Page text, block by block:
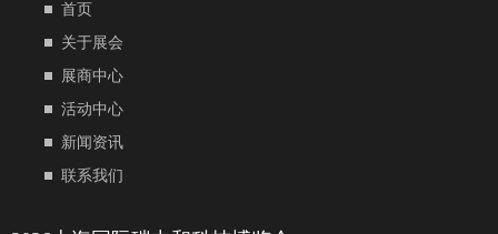
首页
关于展会
展商中心
活动中心
新闻资讯
联系我们